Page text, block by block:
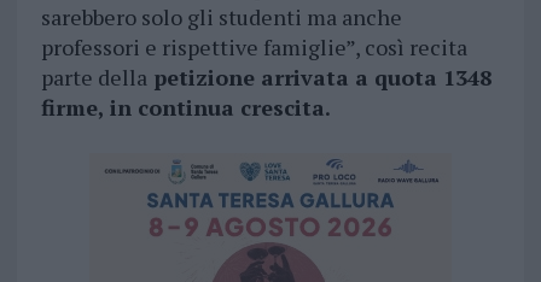
sarebbero solo gli studenti ma anche
professori e rispettive famiglie”, così recita
parte dellapetizione arrivata a quota 1348
firme, in continua crescita.